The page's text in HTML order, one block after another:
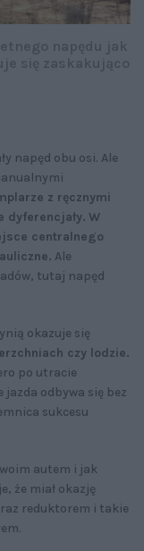
napęd obu osi. Ale
z ręcznymi
dyferencjały. W
centralnego
Ale
tutaj napęd
okazuje się
czy lodzie.
po utracie
odbywa się bez
sukcesu
autem i jak
że miał okazję
reduktorem i takie